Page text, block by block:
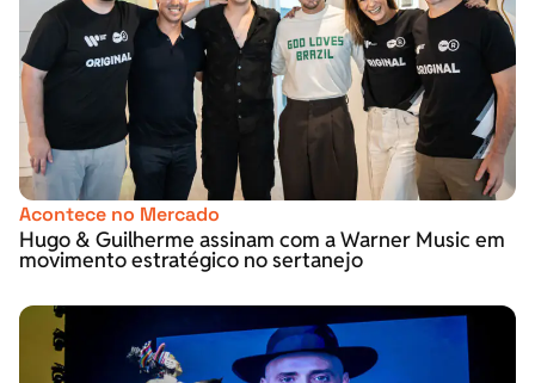
Acontece no Mercado
Hugo & Guilherme assinam com a Warner Music em
movimento estratégico no sertanejo